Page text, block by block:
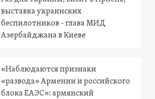
выставка украинских
беспилотников - глава МИД
Азербайджана в Киеве
«Наблюдаются признаки
«развода» Армении и российского
блока ЕАЭС»: армянский